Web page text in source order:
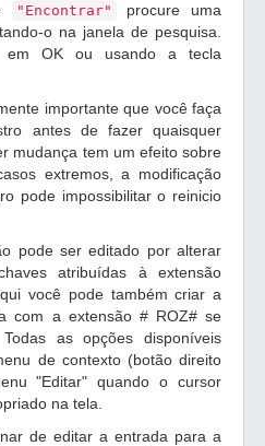
"Encontrar"
procure uma
o na janela de pesquisa.
em OK ou usando a tecla
importante que você faça
antes de fazer quaisquer
mudança tem um efeito sobre
extremos, a modificação
pode impossibilitar o reinicio
pode ser editado por alterar
atribuídas à extensão
você pode também criar a
com a extensão # ROZ# se
as opções disponíveis
de contexto (botão direito
"Editar" quando o cursor
na tela.
de editar a entrada para a